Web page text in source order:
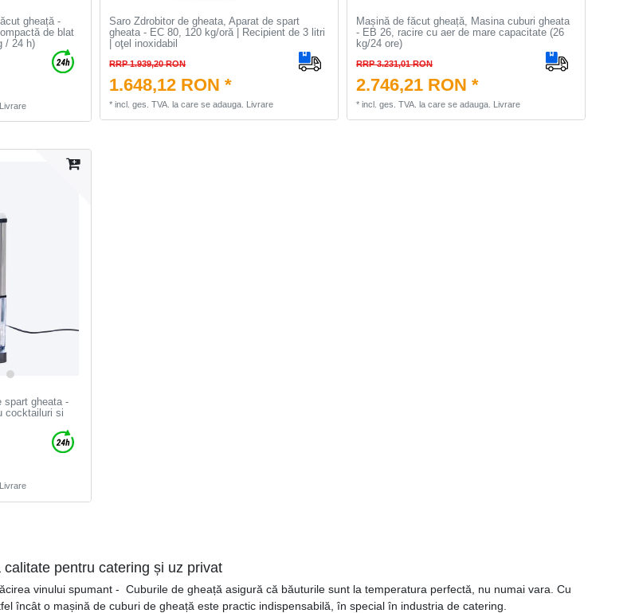
gheață -
de blat
/ 24 h)
Livrare
Saro Zdrobitor de gheata, Aparat de spart
gheata - EC 80, 120 kg/oră | Recipient de 3 litri
| oţel inoxidabil
RRP 1.939,20 RON
1.648,12 RON *
*incl. ges. TVA. la care se adauga. Livrare
Mașină de făcut gheață, Masina cuburi gheata
- EB 26, racire cu aer de mare capacitate (26
kg/24 ore)
RRP 3.231,01 RON
2.746,21 RON *
*incl. ges. TVA. la care se adauga. Livrare
spart gheata -
cocktailuri si
Livrare
pentru catering și uz privat
vinului spumant - Cuburile de gheață asigură că băuturile sunt la temperatura perfectă, nu numai vara. Cu
încât o mașină de cuburi de gheață este practic indispensabilă, în special în industria de catering.